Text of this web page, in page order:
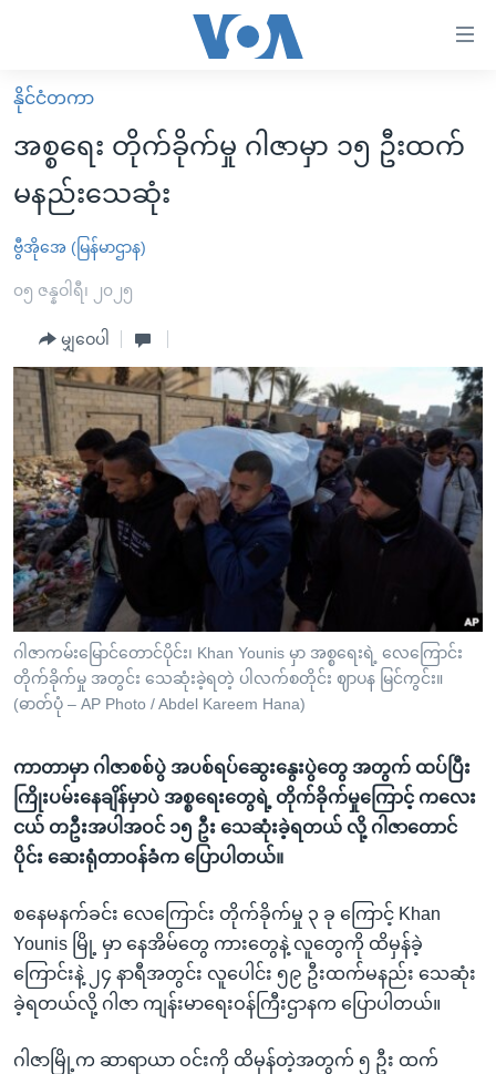
လွယ်ကူ
စေ
သည့်
Link
များ
ပင်မ
ကျော်
ကြည့်
ပင်မ
အ
ညွန်း
စာမျက်နှာ
သို့
ကျော်
ကြည့်
ရန်
ရှာဖွေ
နေရာ
ကျော်
ရန်
မူလစာမျက်နှာ
မြန်မာ
ကမ္ဘာ့သတင်းများ
နိုင်ငံတကာ
အမေရိကန်
အစ္စရေး-ပါလက်စတိုင်း
ဗွီဒီယို
သတင်းလွတ်လပ်ခွင့်
အင်္ဂလိပ်စာလေ့လာမယ်
အမေရိကန်သုံးအီဒီယံ
မကြေးမုံရဲ့ အင်္ဂလိပ်စာ
ရုပ်ရှင်ထဲက အင်္ဂလိပ်စာ
သုတပဒေသာ အင်္ဂလိပ်စာ
အပတ်စဉ်ကဏ္ဍများ
ရေဒီယို
တီဗွီ
ရေဒီယိုနှင့်ရုပ်သံ အချက်အလက်များ
ရေဒီယို/တီဗွီအစီအစဉ်
Learning English
ဗွီအိုအေ လူမှုကွန်ယက်များ
ဘာသာစကားများ
နိုင်ငံတကာ
အစ္စရေး တိုက်ခိုက်မှု ဂါဇာမှာ ၁၅ ဦးထက်
မနည်းသေဆုံး
ဗွီအိုအေ (မြန်မာဌာန)
၀၅ ဇန္နဝါရီ၊ ၂၀၂၅
မျှဝေပါ
ဂါဇာကမ်းမြောင်တောင်ပိုင်း၊ Khan Younis မှာ အစ္စရေးရဲ့ လေကြောင်း
တိုက်ခိုက်မှု အတွင်း သေဆုံးခဲ့ရတဲ့ ပါလက်စတိုင်း ဈာပန မြင်ကွင်း။
(ဓာတ်ပုံ – AP Photo / Abdel Kareem Hana)
ကာတာမှာ ဂါဇာစစ်ပွဲ အပစ်ရပ်ဆွေးနွေးပွဲတွေ အတွက် ထပ်ပြီး
ကြိုးပမ်းနေချိန်မှာပဲ အစ္စရေးတွေရဲ့ တိုက်ခိုက်မှုကြောင့် ကလေး
ငယ် တဦးအပါအဝင် ၁၅ ဦး သေဆုံးခဲ့ရတယ် လို့ ဂါဇာတောင်
ပိုင်း ဆေးရုံတာဝန်ခံက ပြောပါတယ်။
စနေမနက်ခင်း လေကြောင်း တိုက်ခိုက်မှု ၃ ခု ကြောင့် Khan
Younis မြို့ မှာ နေအိမ်တွေ ကားတွေနဲ့ လူတွေကို ထိမှန်ခဲ့
ကြောင်းနဲ့ ၂၄ နာရီအတွင်း လူပေါင်း ၅၉ ဦးထက်မနည်း သေဆုံး
ခဲ့ရတယ်လို့ ဂါဇာ ကျန်းမာရေးဝန်ကြီးဌာနက ပြောပါတယ်။
ဂါဇာမြို့က ဆာရာယာ ဝင်းကို ထိမှန်တဲ့အတွက် ၅ ဦး ထက်